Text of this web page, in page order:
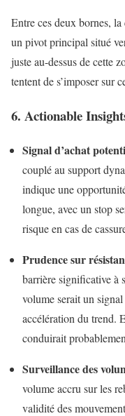
Entre ces deux bornes,
un pivot principal situé
juste au-dessus de cette
tentent de s’imposer sur
6. Actionable
Signal d’achat
couplé au support
indique une
longue, avec un stop
risque en cas de
Prudence sur
barrière significative à
volume serait un
accélération du trend.
conduirait
Surveillance des
volume accru sur les
validité des